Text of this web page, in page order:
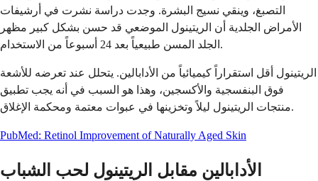
التصبغ، وينقي نسيج البشرة. وجدت دراسة نشرت في أرشيفات
الأمراض الجلدية أن الريتينول الموضعي قد حسن بشكل كبير مظهر
الجلد المسن طبيعياً بعد 24 أسبوعاً من الاستخدام.
الريتينول أقل استقراراً كيميائياً من الأدابالين. يتحلل عند تعرضه للأشعة
فوق البنفسجية والأكسجين، وهذا هو السبب في أنه يجب تطبيق
منتجات الريتينول ليلاً وتخزينها في عبوات معتمة ومحكمة الإغلاق.
PubMed: Retinol Improvement of Naturally Aged Skin
الأدابالين مقابل الريتينول لحب الشباب